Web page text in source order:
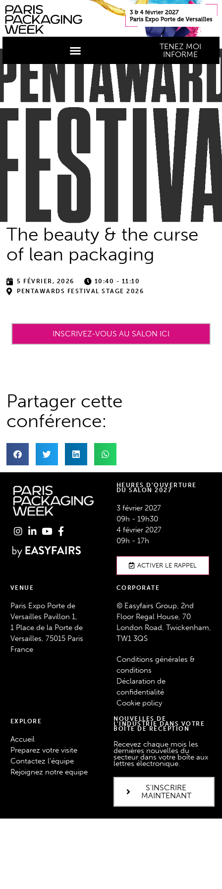
TENEZ MOI
INFORME
The beauty & the curse
of lean packaging
5 FÉVRIER, 2026
10:40 - 11:10
PENTAWARDS FESTIVAL STAGE 2026
INSCRIVEZ-VOUS AU SALON ICI
Partager cette
conférence:
HEURES D'OUVERTURE
DU SALON 2027
3 février 2027
09h - 19h30
4 février 2027
09h - 17h
ACTIVER LE RAPPEL
VENUE
Paris Expo Porte de
Versailles Pavillon 1,
1 Place de la Porte de
Versailles, 75015 Paris
France
CORPORATE
© Easyfairs Group, 2nd
Floor Regal House, 70
London Road, Twickenham,
TW1 3QS
Conditions générales &
conditions
Déclaration de
confidentialité
Cookie policy
EXPLORE
Accueil
Preparez votre visite
Contactez l'équipe
Rejoignez notre equipe
NOUVELLES DE
L'INDUSTRIE DANS VOTRE
BOÎTE DE RÉCEPTION
Recevez chaque mois les
dernières nouvelles du
secteur dans votre boîte aux
lettres électronique.
S'INSCRIRE
MAINTENANT